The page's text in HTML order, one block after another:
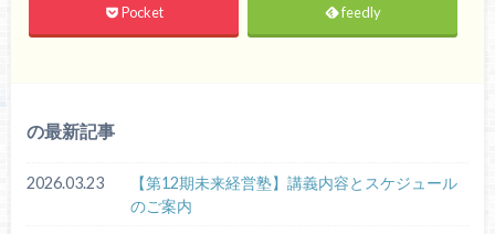
Pocket feedly
の最新記事
2026.03.23
【第12期未来経営塾】講義内容とスケジュール
のご案内